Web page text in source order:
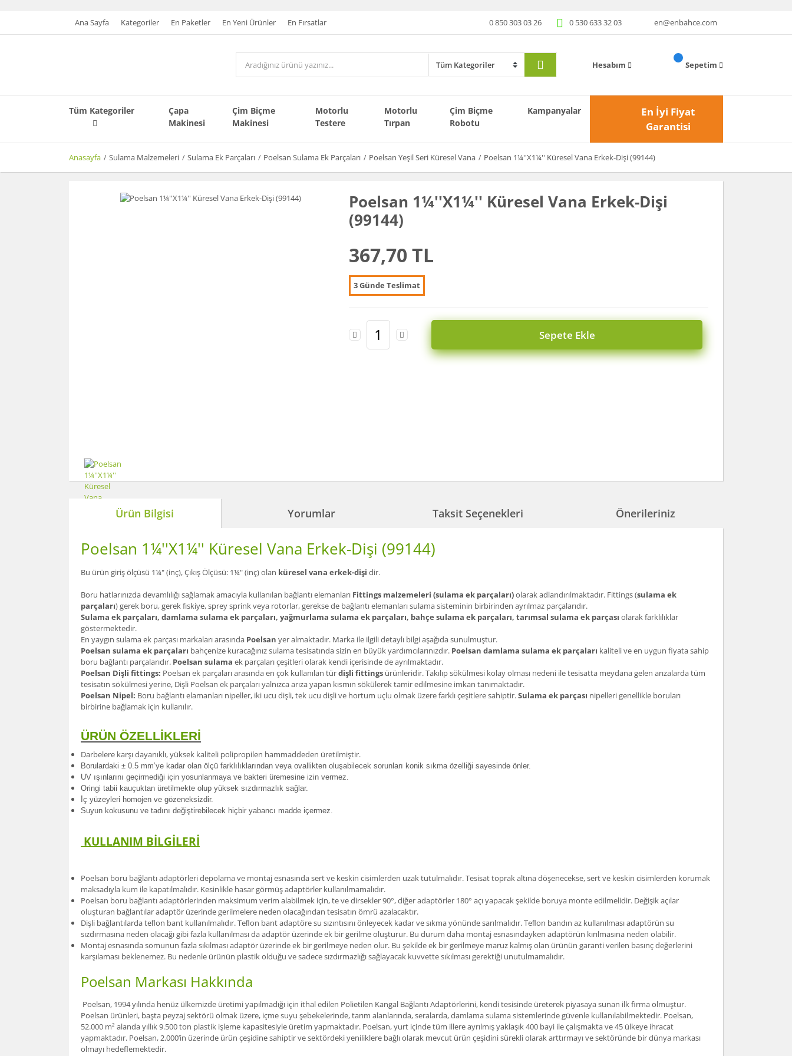
Ana Sayfa Kategoriler En Paketler En Yeni Ürünler En Fırsatlar 0 850 303 03 26 0 530 633 32 03 en@enbahce.com
Hesabım Sepetim
Tüm Kategoriler
Çapa
Makinesi
Çim Biçme
Makinesi
Motorlu
Testere
Motorlu
Tırpan
Çim Biçme
Robotu
Kampanyalar
En İyi Fiyat
Garantisi
Anasayfa Sulama Malzemeleri Sulama Ek Parçaları Poelsan Sulama Ek Parçaları Poelsan Yeşil Seri Küresel Vana Poelsan 1¼''X1¼'' Küresel Vana Erkek-Dişi (99144)
Poelsan 1¼''X1¼'' Küresel Vana Erkek-Dişi
(99144)
367,70 TL
3 Günde Teslimat
Sepete Ekle
Ürün Bilgisi Yorumlar Taksit Seçenekleri Önerileriniz
Poelsan 1¼''X1¼'' Küresel Vana Erkek-Dişi (99144)
Bu ürün giriş ölçüsü 1¼" (inç), Çıkış Ölçüsü: 1¼" (inç) olan küresel vana erkek-dişi dir.
Boru hatlarınızda devamlılığı sağlamak amacıyla kullanılan bağlantı elemanları Fittings malzemeleri (sulama ek parçaları)olarak adlandırılmaktadır. Fittings (sulama ek
parçaları) gerek boru, gerek fıskiye, sprey sprink veya rotorlar, gerekse de bağlantı elemanları sulama sisteminin birbirinden ayrılmaz parçalarıdır.
Sulama ek parçaları, damlama sulama ek parçaları, yağmurlama sulama ek parçaları, bahçe sulama ek parçaları, tarımsal sulama ek parçası olarak farklılıklar
göstermektedir.
En yaygın sulama ek parçası markaları arasında Poelsan yer almaktadır. Marka ile ilgili detaylı bilgi aşağıda sunulmuştur.
Poelsan sulama ek parçaları bahçenize kuracağınız sulama tesisatında sizin en büyük yardımcılarınızdır. Poelsan damlama sulama ek parçaları kaliteli ve en uygun fiyata sahip
boru bağlantı parçalarıdır. Poelsan sulama ek parçaları çeşitleri olarak kendi içerisinde de ayrılmaktadır.
Poelsan Dişli fittings: Poelsan ek parçaları arasında en çok kullanılan türdişli fittings ürünleridir. Takılıp sökülmesi kolay olması nedeni ile tesisatta meydana gelen arızalarda tüm
tesisatın sökülmesi yerine, Dişli Poelsan ek parçaları yalnızca arıza yapan kısmın sökülerek tamir edilmesine imkan tanımaktadır.
Poelsan Nipel: Boru bağlantı elamanları nipeller, iki ucu dişli, tek ucu dişli ve hortum uçlu olmak üzere farklı çeşitlere sahiptir.Sulama ek parçası nipelleri genellikle boruları
birbirine bağlamak için kullanılır.
ÜRÜN ÖZELLİKLERİ
Darbelere karşı dayanıklı, yüksek kaliteli polipropilen hammaddeden üretilmiştir.
Borulardaki ± 0.5 mm’ye kadar olan ölçü farklılıklarından veya ovallikten oluşabilecek sorunları konik sıkma özelliği sayesinde önler.
UV ışınlarını geçirmediği için yosunlanmaya ve bakteri üremesine izin vermez.
Oringi tabii kauçuktan üretilmekte olup yüksek sızdırmazlık sağlar.
İç yüzeyleri homojen ve gözeneksizdir.
Suyun kokusunu ve tadını değiştirebilecek hiçbir yabancı madde içermez.
KULLANIM BİLGİLERİ
Poelsan boru bağlantı adaptörleri depolama ve montaj esnasında sert ve keskin cisimlerden uzak tutulmalıdır. Tesisat toprak altına döşenecekse, sert ve keskin cisimlerden korumak
maksadıyla kum ile kapatılmalıdır. Kesinlikle hasar görmüş adaptörler kullanılmamalıdır.
Poelsan boru bağlantı adaptörlerinden maksimum verim alabilmek için, te ve dirsekler 90°, diğer adaptörler 180° açı yapacak şekilde boruya monte edilmelidir. Değişik açılar
oluşturan bağlantılar adaptör üzerinde gerilmelere neden olacağından tesisatın ömrü azalacaktır.
Dişli bağlantılarda teﬂon bant kullanılmalıdır. Teﬂon bant adaptöre su sızıntısını önleyecek kadar ve sıkma yönünde sarılmalıdır. Teﬂon bandın az kullanılması adaptörün su
sızdırmasına neden olacağı gibi fazla kullanılması da adaptör üzerinde ek bir gerilme oluşturur. Bu durum daha montaj esnasındayken adaptörün kırılmasına neden olabilir.
Montaj esnasında somunun fazla sıkılması adaptör üzerinde ek bir gerilmeye neden olur. Bu şekilde ek bir gerilmeye maruz kalmış olan ürünün garanti verilen basınç değerlerini
karşılaması beklenemez. Bu nedenle ürünün plastik olduğu ve sadece sızdırmazlığı sağlayacak kuvvette sıkılması gerektiği unutulmamalıdır.
Poelsan Markası Hakkında
Poelsan, 1994 yılında henüz ülkemizde üretimi yapılmadığı için ithal edilen Polietilen Kangal Bağlantı Adaptörlerini, kendi tesisinde üreterek piyasaya sunan ilk firma olmuştur.
Poelsan ürünleri, başta peyzaj sektörü olmak üzere, içme suyu şebekelerinde, tarım alanlarında, seralarda, damlama sulama sistemlerinde güvenle kullanılabilmektedir. Poelsan,
52.000 m² alanda yıllık 9.500 ton plastik işleme kapasitesiyle üretim yapmaktadır. Poelsan, yurt içinde tüm illere ayrılmış yaklaşık 400 bayi ile çalışmakta ve 45 ülkeye ihracat
yapmaktadır. Poelsan, 2.000’in üzerinde ürün çeşidine sahiptir ve sektördeki yeniliklere bağlı olarak mevcut ürün çeşidini sürekli olarak arttırmayı ve sektöründe bir dünya markası
olmayı hedeflemektedir.